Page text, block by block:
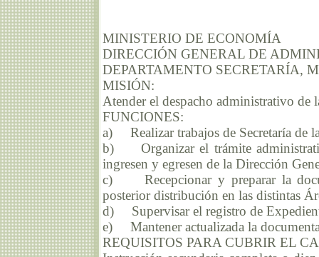
MINISTERIO DE ECONOMÍA
DIRECCIÓN GENERAL DE
DEPARTAMENTO SECRETARÍA,
MISIÓN:
Atender el despacho administrativo
FUNCIONES:
a) Realizar trabajos de Secretaría de
b) Organizar el trámite
ingresen y egresen de la Dirección
c) Recepcionar y preparar la
posterior distribución en las distintas
d) Supervisar el registro de
e) Mantener actualizada la
REQUISITOS PARA CUBRIR EL